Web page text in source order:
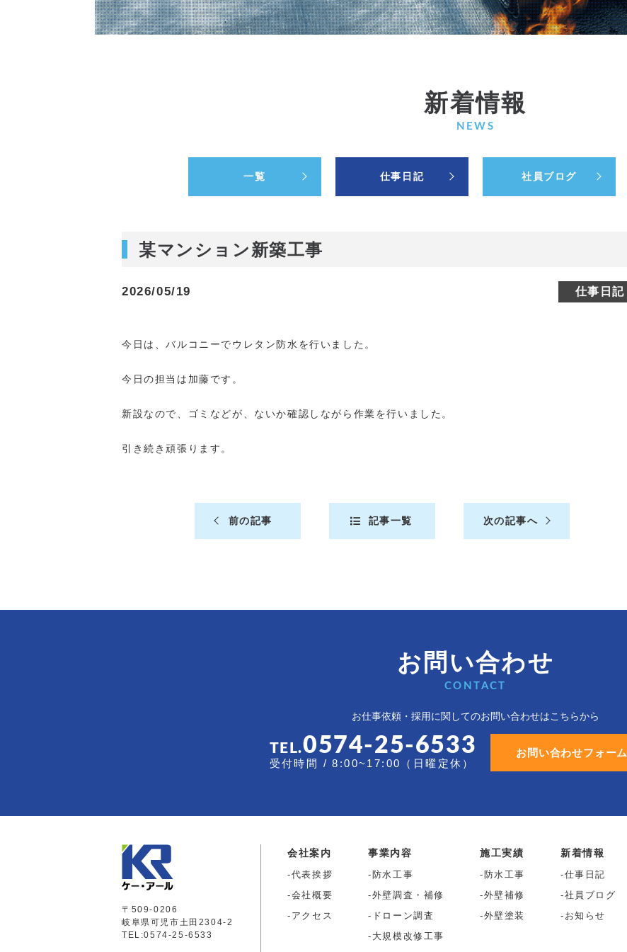
新着情報
NEWS
一覧 仕事日記 社員ブログ
某マンション新築工事
2026/05/19 仕事日記
今日は、バルコニーでウレタン防水を行いました。
今日の担当は加藤です。
新設なので、ゴミなどが、ないか確認しながら作業を行いました。
引き続き頑張ります。
前の記事 記事一覧 次の記事へ
お問い合わせ
CONTACT
お仕事依頼・採用に関してのお問い合わせはこちらから
TEL.0574-25-6533
受付時間 / 8:00~17:00（日曜定休）
お問い合わせフォーム
〒509-0206
岐阜県可児市土田2304-2
TEL:0574-25-6533
会社案内
代表挨拶
会社概要
アクセス
事業内容
防水工事
外壁調査・補修
ドローン調査
大規模改修工事
施工実績
防水工事
外壁補修
外壁塗装
新着情報
仕事日記
社員ブログ
お知らせ